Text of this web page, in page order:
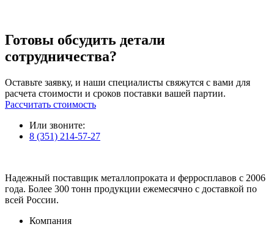
Готовы обсудить детали
сотрудничества?
Оставьте заявку, и наши специалисты свяжутся с вами для
расчета стоимости и сроков поставки вашей партии.
Рассчитать стоимость
Или звоните:
8 (351) 214-57-27
Надежный поставщик металлопроката и ферросплавов с 2006
года. Более 300 тонн продукции ежемесячно с доставкой по
всей России.
Компания